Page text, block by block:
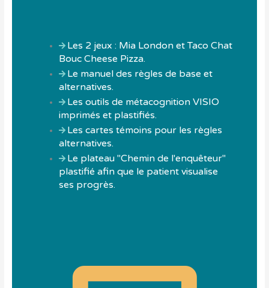
Les 2 jeux : Mia London et Taco Chat
Bouc Cheese Pizza.
Le manuel des règles de base et
alternatives.
Les outils de métacognition VISIO
imprimés et plastifiés.
Les cartes témoins pour les règles
alternatives.
Le plateau "Chemin de l'enquêteur"
plastifié afin que le patient visualise
ses progrès.